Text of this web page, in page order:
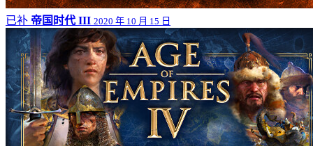
已补 帝国时代 III 2020 年 10 月 15 日